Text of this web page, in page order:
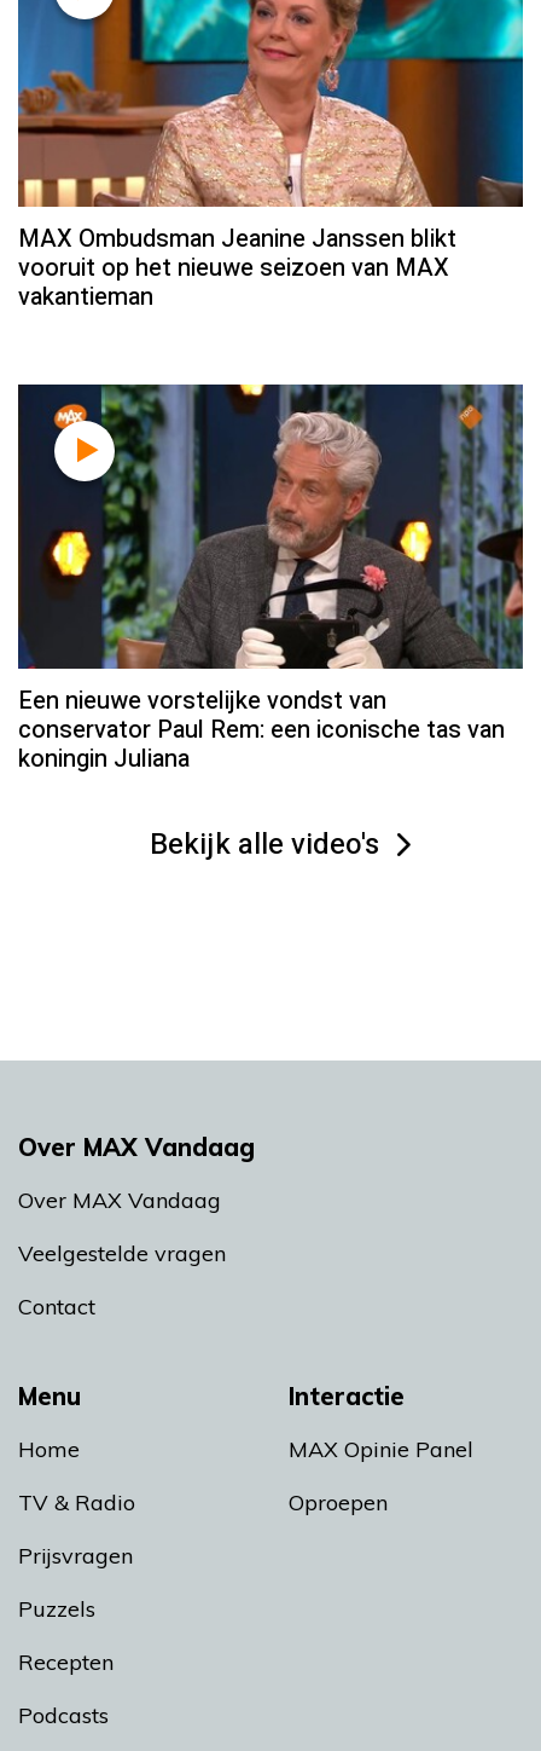
MAX Ombudsman Jeanine Janssen blikt
vooruit op het nieuwe seizoen van MAX
vakantieman
Een nieuwe vorstelijke vondst van
conservator Paul Rem: een iconische tas van
koningin Juliana
Bekijk alle video's
Menu
Home
TV & Radio
Prijsvragen
Puzzels
Recepten
Podcasts
Interactie
MAX Opinie Panel
Oproepen
Over MAX Vandaag
Over MAX Vandaag
Veelgestelde vragen
Contact